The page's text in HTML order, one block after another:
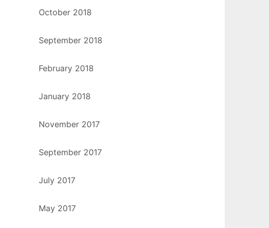
October 2018
September 2018
February 2018
January 2018
November 2017
September 2017
July 2017
May 2017